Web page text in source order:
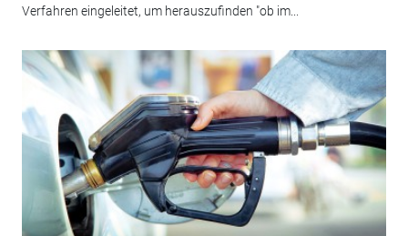
Verfahren eingeleitet, um herauszufinden "ob im...